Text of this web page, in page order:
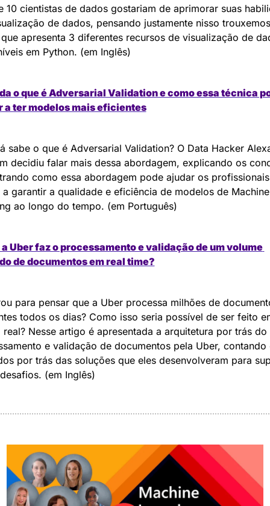
10 cientistas de dados gostariam de aprimorar suas
de dados, pensando justamente nisso
apresenta 3 diferentes recursos de visualização de
em Python. (em Inglês)
o que é Adversarial Validation e como essa técnica
a ter modelos mais eficientes
sabe o que é Adversarial Validation? O Data Hacker
decidiu falar mais dessa abordagem, explicando os
como essa abordagem pode ajudar os
garantir a qualidade e eficiência de modelos de Machine
ao longo do tempo. (em Português)
a Uber faz o processamento e validação de um volume
de documentos em real time?
para pensar que a Uber processa milhões de
todos os dias? Como isso seria possível de ser feito
real? Nesse artigo é apresentada a arquitetura por trás do
e validação de documentos pela Uber, contando
por trás das soluções que eles desenvolveram para
(em Inglês)